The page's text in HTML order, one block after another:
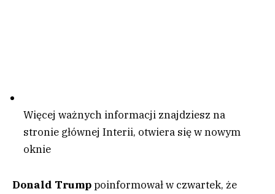
Więcej ważnych informacji znajdziesz na
stronie głównej Interii, otwiera się w nowym
oknie
Donald Trumppoinformował w czwartek, że